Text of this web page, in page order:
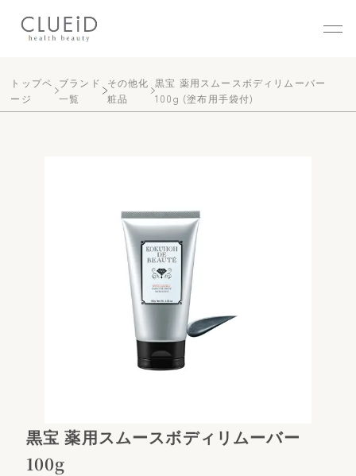
トップペ
ージ
ブランド
一覧
その他化
粧品
黒宝 薬用スムースボディリムーバー
100g (塗布用手袋付)
黒宝 薬用スムースボディリムーバー
100g